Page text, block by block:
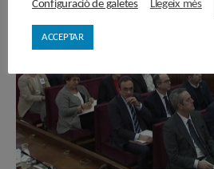
Configuració de galetes Llegeix més
ACCEPTAR